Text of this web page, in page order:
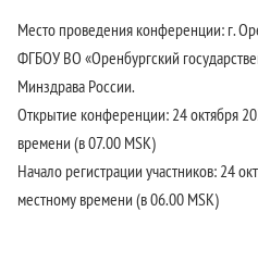
Место проведения конференции: г.
ФГБОУ ВО «Оренбургский
Минздрава России.
Открытие конференции: 24 октября
времени (в 07.00 MSK)
Начало регистрации участников: 24
местному времени (в 06.00 MSK)